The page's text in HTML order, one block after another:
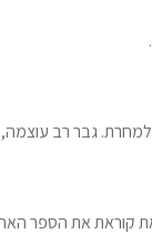
גבר רב עוצמה,
קוראת את הספר